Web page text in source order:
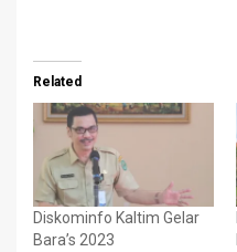
Related
Diskominfo Kaltim Gelar
Bara’s 2023